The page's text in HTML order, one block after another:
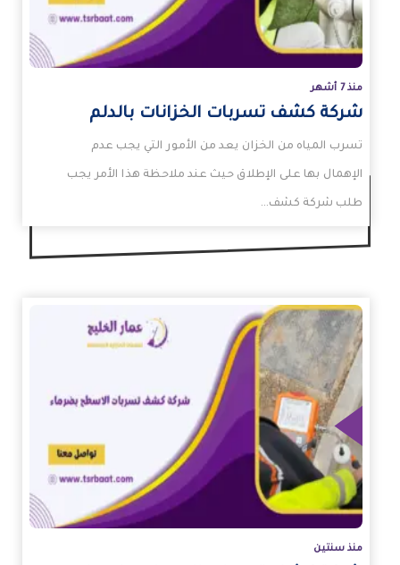
منذ 7 أشهر
شركة كشف تسربات الخزانات بالدلم
تسرب المياه من الخزان يعد من الأمور التي يجب عدم
الإهمال بها على الإطلاق حيث عند ملاحظة هذا الأمر يجب
طلب شركة كشف…
منذ سنتين